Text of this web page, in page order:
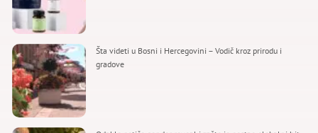
Šta videti u Bosni i Hercegovini – Vodič kroz prirodu i
gradove